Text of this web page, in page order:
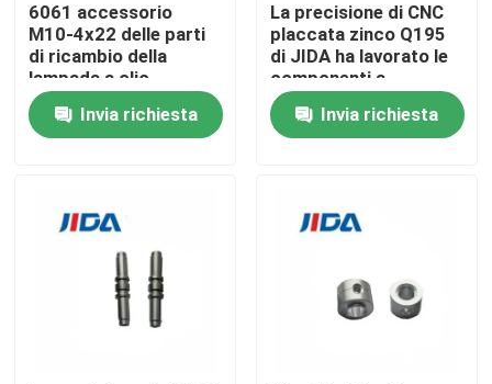
Casa.
Prodotti
Su di noi
Visita alla fabbrica
6061 accessorio
M10-4x22 delle parti
di ricambio della
lampada a olio
Invia richiesta
La precisione di CNC
placcata zinco Q195
di JIDA ha lavorato le
componenti a
macchina che
muovono il nucleo di
ferro
Invia richiesta